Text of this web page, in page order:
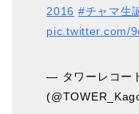
2016 #チャマ生
pic.twitter.com/
— タワーレコー